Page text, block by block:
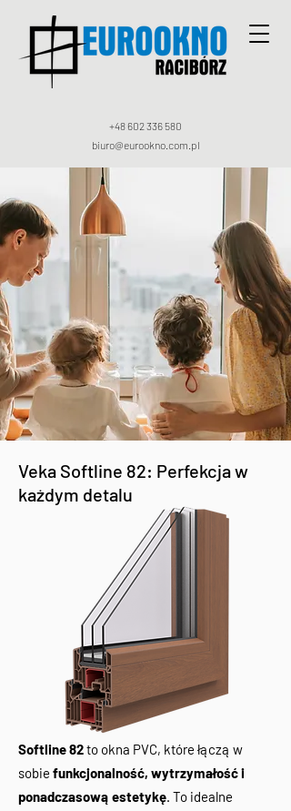
+48 602 336 580
biuro@eurookno.com.pl
Veka Softline 82: Perfekcja w
każdym detalu
Softline 82to okna PVC, które łączą w
sobie funkcjonalność, wytrzymałość i
ponadczasową estetykę. To idealne